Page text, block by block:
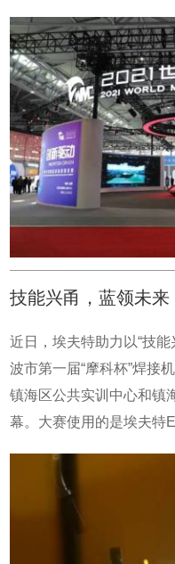
2020年实现自主控制器
的自主化率达到70%以上
速、高精度、高可靠性要
业和应用的批量导入验证
埃夫特聚焦重点目标行业
场景提炼，陆续推出的机
合策略，近一步凸显出埃
特与阿里云开展战略合
埃夫特副总经理 王富康
器的感知能力、规划能力
一致性差及多品种小批量
通过机器人上云的方式，
术和云端丰富的软硬件资
集、存储、分析、计算和
自主创新，砥砺前行。打
成为您身边工业机器人的
大会由工业和信息化部、
中国工程院、全国工商联
会、全球中小企业联盟、
商务厅、安徽省经济和信
肥市人民政府等共同承办
为综合展区（序厅、长三
商品展区）和专业展区，
省十大战略新兴产业高端
馆序厅参展。在该展区，
抓取对工件进行打磨、抛
可达±0.05mm，企业采用
一致性和稳定性。产品的
观看咨询。在专业展示区
合作伙伴：安徽工布智造
视觉拍照，计算出焊缝实
接工艺。其操作系统作业
准零、部件焊接，如T型
等，也可多台联合作业焊
近日，埃夫特助力以“技
波市第一届“摩科杯”焊接
镇海区公共实训中心和镇
幕。大赛使用的是埃夫特
等特点，在建筑钢结构、
广泛应用。摩科杯竞赛分
中有来自全市15家企业、
最后经过激烈角逐，30